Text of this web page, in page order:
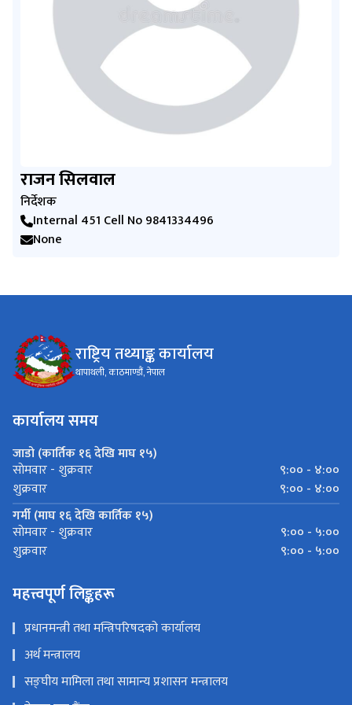
राजन सिलवाल
निर्देशक
Internal 451 Cell No 9841334496
None
राष्ट्रिय तथ्याङ्क कार्यालय
थापाथली, काठमाण्डौं, नेपाल
कार्यालय समय
जाडो (कार्तिक १६ देखि माघ १५)
साेमवार - शुक्रवार
९:०० - ४:००
शुक्रवार
९:०० - ४:००
गर्मी (माघ १६ देखि कार्तिक १५)
साेमवार - शुक्रवार
९:०० - ५:००
शुक्रवार
९:०० - ५:००
महत्त्वपूर्ण लिङ्कहरू
प्रधानमन्त्री तथा मन्त्रिपरिषदको कार्यालय
अर्थ मन्त्रालय
सङ्‍घीय मामिला तथा सामान्य प्रशासन मन्त्रालय